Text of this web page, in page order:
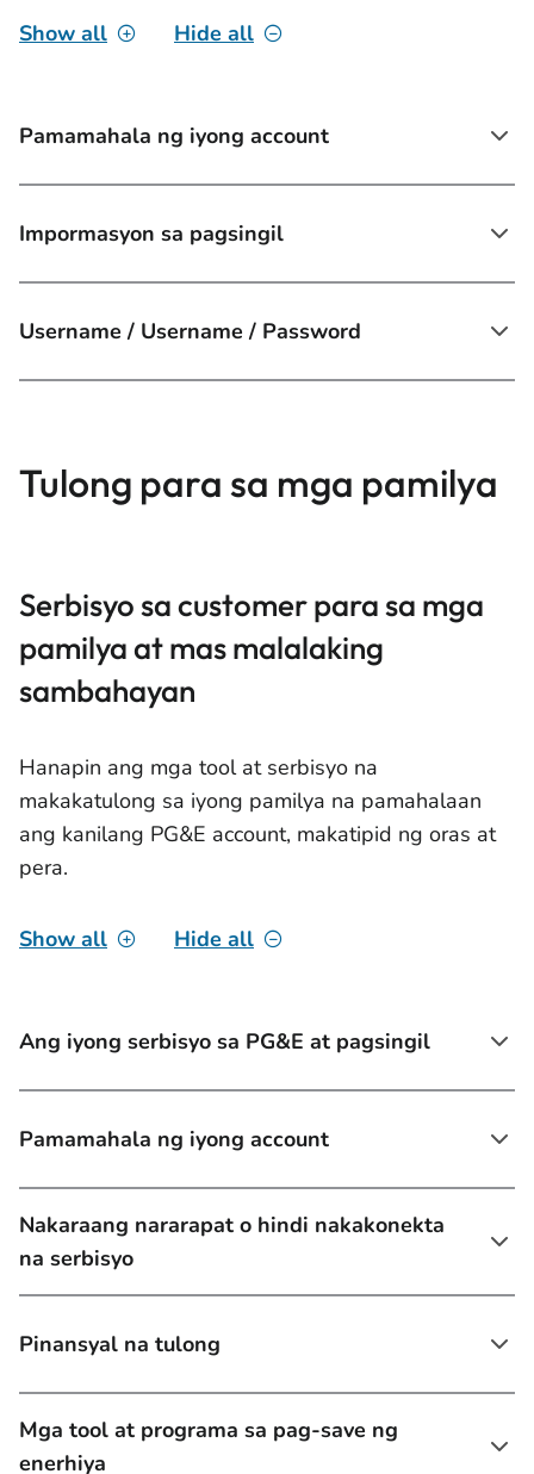
Show all Hide all
Pamamahala ng iyong account
Impormasyon sa pagsingil
Username / Username / Password
Tulong para sa mga pamilya
Serbisyo sa customer para sa mga
pamilya at mas malalaking
sambahayan
Hanapin ang mga tool at serbisyo na
makakatulong sa iyong pamilya na pamahalaan
ang kanilang PG&E account, makatipid ng oras at
pera.
Show all Hide all
Ang iyong serbisyo sa PG&E at pagsingil
Pamamahala ng iyong account
Nakaraang nararapat o hindi nakakonekta
na serbisyo
Pinansyal na tulong
Mga tool at programa sa pag-save ng
enerhiya